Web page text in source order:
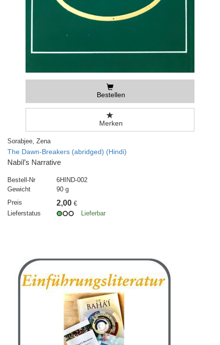
Bestellen
Merken
Sorabjee, Zena
The Dawn-Breakers (abridged) (Hindi)
Nabíl’s Narrative
Bestell-Nr
6HIND-002
Gewicht
90 g
Preis
2,00 €
Lieferstatus
Lieferbar